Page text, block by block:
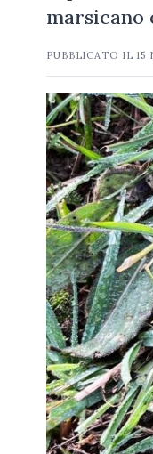
marsicano
PUBBLICATO IL15